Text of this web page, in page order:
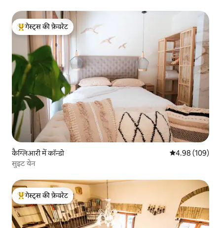
गेस्ट्स का टॉप फ़ेवरेट
गेस्ट्स की फ़ेवरेट
कैग्लिआरी में कॉन्डो औसत रेटिंग 5 में से
4.98 (109)
सुइट येन
गेस्ट्स का टॉप फ़ेवरेट
गेस्ट्स की फ़ेवरेट